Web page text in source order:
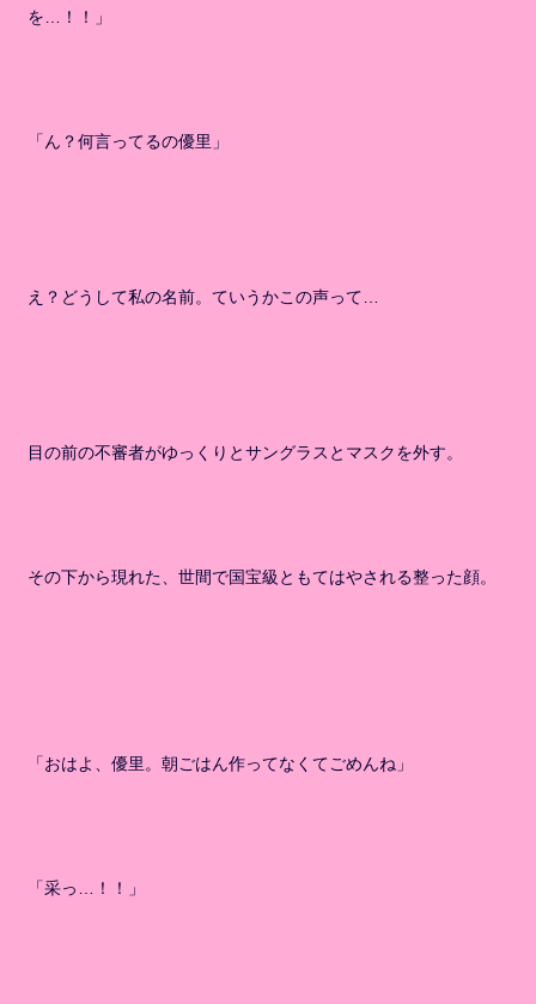
を…！！」
「ん？何言ってるの優里」
え？どうして私の名前。ていうかこの声って…
目の前の不審者がゆっくりとサングラスとマスクを外す。
その下から現れた、世間で国宝級ともてはやされる整った顔。
「おはよ、優里。朝ごはん作ってなくてごめんね」
「采っ…！！」